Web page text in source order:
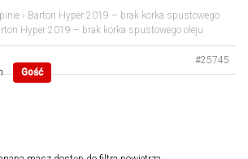
› Barton Hyper 2019 – brak korka spustowego
Hyper 2019 – brak korka spustowego oleju
#25745
Gość